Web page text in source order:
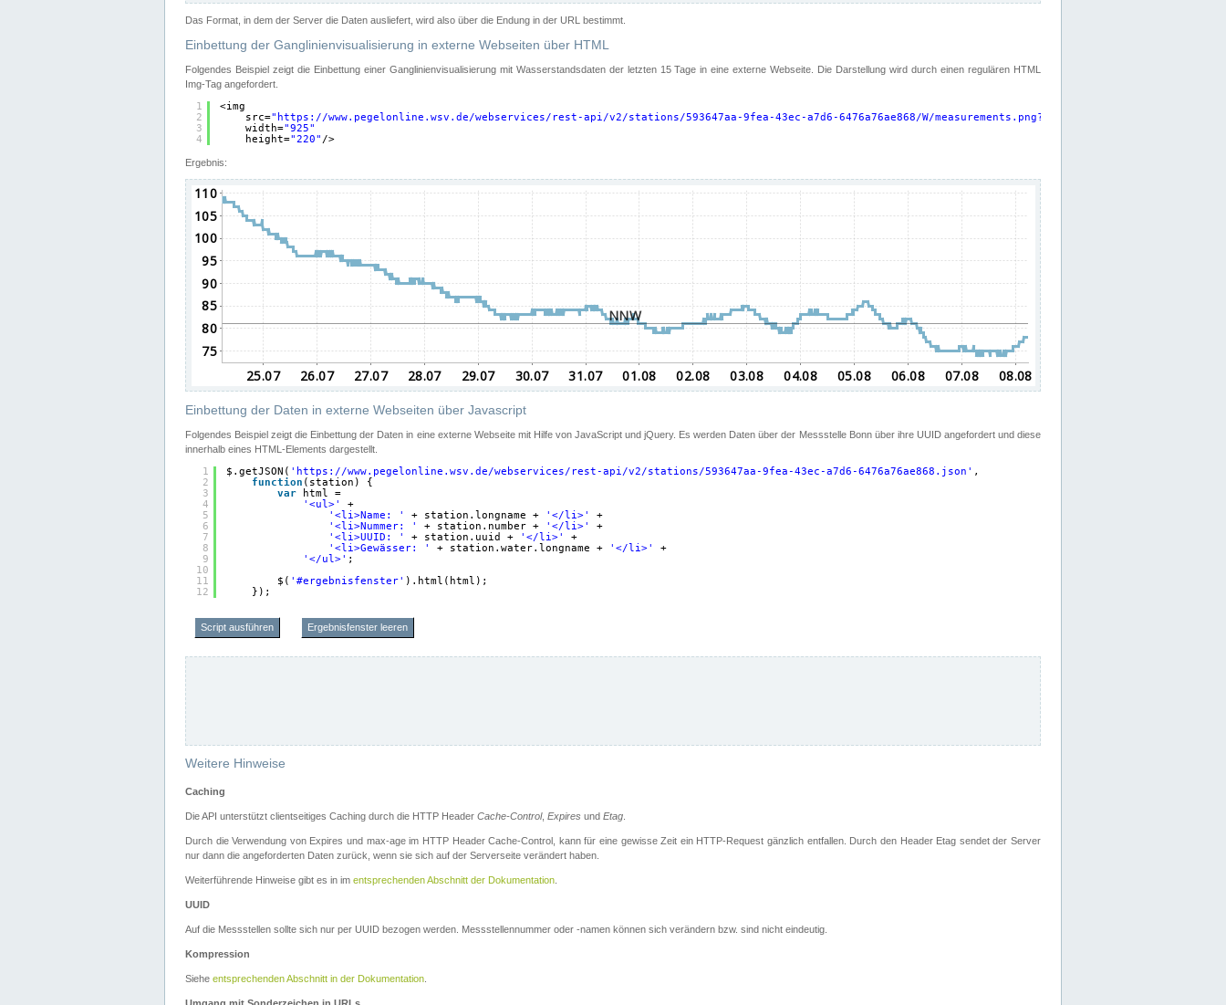
Das Format, in dem der Server die Daten ausliefert, wird also über die Endung in der URL bestimmt.
Einbettung der Ganglinienvisualisierung in externe Webseiten über HTML
Folgendes Beispiel zeigt die Einbettung einer Ganglinienvisualisierung mit Wasserstandsdaten der letzten 15 Tage in eine externe Webseite. Die Darstellung wird durch einen regulären HTML
Img-Tag angefordert.
1
2
3
4
<img
src=" https://www.pegelonline.wsv.de/webservices/rest-api/v2/stations/593647aa-9fea-43ec-a7d6-6476a76ae868/W/
width="925"
height="220" />
Ergebnis:
Einbettung der Daten in externe Webseiten über Javascript
Folgendes Beispiel zeigt die Einbettung der Daten in eine externe Webseite mit Hilfe von JavaScript und jQuery. Es werden Daten über der Messstelle Bonn über ihre UUID angefordert und diese
innerhalb eines HTML-Elements dargestellt.
1
2
3
4
5
6
7
8
9
10
11
12
$.getJSON( ' https://www.pegelonline.wsv.de/webservices/rest-api/v2/stations/593647aa-9fea-43ec-a7d6-6476a76ae868.json ' ,
function (station) {
var
html =
'<ul>'
+
'<li>Name: '
+ station.longname + '</li>'
+
'<li>Nummer: '
+ station.number + '</li>'
+
'<li>UUID: '
+ station.uuid + '</li>'
+
'<li>Gewässer: '
+ station.water.longname + '</li>'
+
'</ul>' ;
$( '#ergebnisfenster' ).html(html);
});
Script ausführen Ergebnisfenster leeren
Weitere Hinweise
Caching
Die API unterstützt clientseitiges Caching durch die HTTP Header Cache-Control, Expires und Etag.
Durch die Verwendung von Expires und max-age im HTTP Header Cache-Control, kann für eine gewisse Zeit ein HTTP-Request gänzlich entfallen. Durch den Header Etag sendet der Server
nur dann die angeforderten Daten zurück, wenn sie sich auf der Serverseite verändert haben.
Weiterführende Hinweise gibt es in im entsprechenden Abschnitt der Dokumentation.
UUID
Auf die Messstellen sollte sich nur per UUID bezogen werden. Messstellennummer oder -namen können sich verändern bzw. sind nicht eindeutig.
Kompression
Siehe entsprechenden Abschnitt in der Dokumentation.